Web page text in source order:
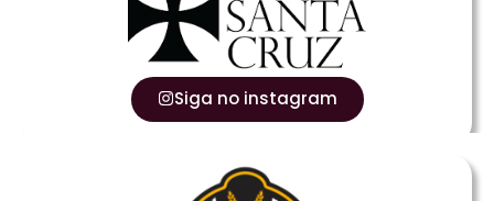
Siga no instagram